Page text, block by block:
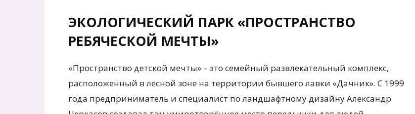
ЭКОЛОГИЧЕСКИЙ ПАРК «ПРОСТРАНСТВО
РЕБЯЧЕСКОЙ МЕЧТЫ»
«Пространство детской мечты» – это семейный развлекательный комплекс,
расположенный в лесной зоне на территории бывшего лавки «Дачник». С 1999
года предприниматель и специалист по ландшафтному дизайну Александр